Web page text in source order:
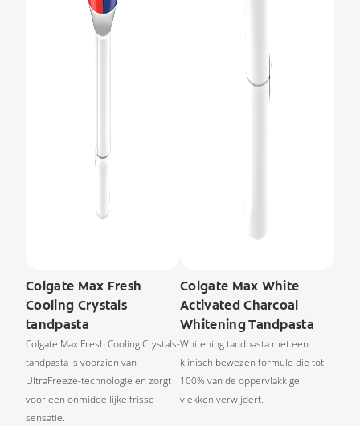
Colgate Max Fresh
Cooling Crystals
tandpasta
Colgate Max Fresh Cooling Crystals-
tandpasta is voorzien van
UltraFreeze-technologie en zorgt
voor een onmiddellijke frisse
sensatie.
Colgate Max White
Activated Charcoal
Whitening Tandpasta
Whitening tandpasta met een
klinisch bewezen formule die tot
100% van de oppervlakkige
vlekken verwijdert.